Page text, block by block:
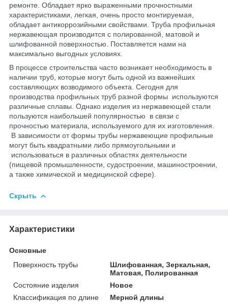
ремонте. Обладает ярко выраженными прочностными
характеристиками, легкая, очень просто монтируемая,
обладает антикоррозийными свойствами. Труба профильная
нержавеющая производится с полированной, матовой и
шлифованной поверхностью. Поставляется нами на
максимально выгодных условиях.
В процессе строительства часто возникает необходимость в
наличии труб, которые могут быть одной из важнейших
составляющих возводимого объекта. Сегодня для
производства профильных труб разной формы используются
различные сплавы. Однако изделия из нержавеющей стали
пользуются наибольшей популярностью в связи с
прочностью материала, используемого для их изготовления.
В зависимости от формы трубы нержавеющие профильные
могут быть квадратными либо прямоугольными и
использоваться в различных областях деятельности
(пищевой промышленности, судостроении, машиностроении,
а также химической и медицинской сфере).
Скрыть
Характеристики
Основные
Поверхность трубы
Шлифованная, Зеркальная,
Матовая, Полированная
Состояние изделия
Новое
Классификация по длине
Мерной длины